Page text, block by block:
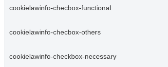
cookielawinfo-checbox-functional
cookielawinfo-checbox-others
cookielawinfo-checkbox-necessary